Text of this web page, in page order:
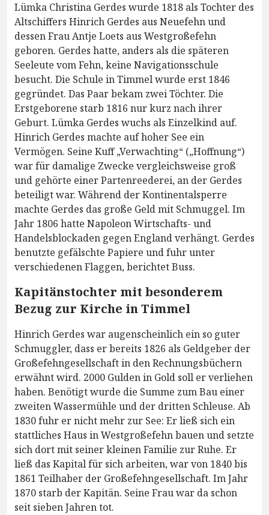
Lümka Christina Gerdes wurde 1818 als Tochter des
Altschiffers Hinrich Gerdes aus Neuefehn und
dessen Frau Antje Loets aus Westgroßefehn
geboren. Gerdes hatte, anders als die späteren
Seeleute vom Fehn, keine Navigationsschule
besucht. Die Schule in Timmel wurde erst 1846
gegründet. Das Paar bekam zwei Töchter. Die
Erstgeborene starb 1816 nur kurz nach ihrer
Geburt. Lümka Gerdes wuchs als Einzelkind auf.
Hinrich Gerdes machte auf hoher See ein
Vermögen. Seine Kuff „Verwachting“ („Hoffnung“)
war für damalige Zwecke vergleichsweise groß
und gehörte einer Partenreederei, an der Gerdes
beteiligt war. Während der Kontinentalsperre
machte Gerdes das große Geld mit Schmuggel. Im
Jahr 1806 hatte Napoleon Wirtschafts- und
Handelsblockaden gegen England verhängt. Gerdes
benutzte gefälschte Papiere und fuhr unter
verschiedenen Flaggen, berichtet Buss.
Kapitänstochter mit besonderem
Bezug zur Kirche in Timmel
Hinrich Gerdes war augenscheinlich ein so guter
Schmuggler, dass er bereits 1826 als Geldgeber der
Großefehngesellschaft in den Rechnungsbüchern
erwähnt wird. 2000 Gulden in Gold soll er verliehen
haben. Benötigt wurde die Summe zum Bau einer
zweiten Wassermühle und der dritten Schleuse. Ab
1830 fuhr er nicht mehr zur See: Er ließ sich ein
stattliches Haus in Westgroßefehn bauen und setzte
sich dort mit seiner kleinen Familie zur Ruhe. Er
ließ das Kapital für sich arbeiten, war von 1840 bis
1861 Teilhaber der Großefehngesellschaft. Im Jahr
1870 starb der Kapitän. Seine Frau war da schon
seit sieben Jahren tot.